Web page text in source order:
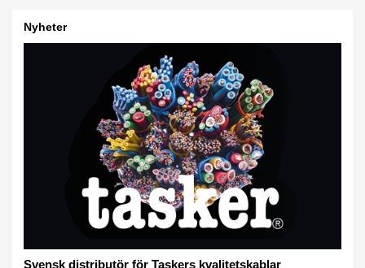
Nyheter
Svensk distributör för Taskers kvalitetskablar